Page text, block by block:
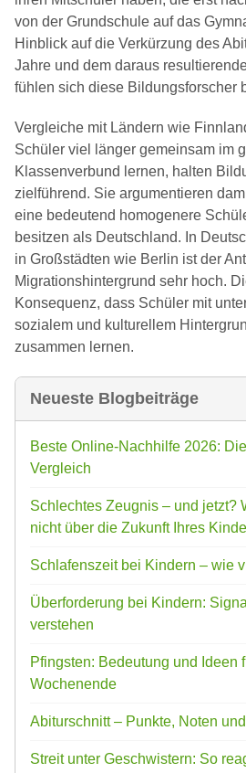
von der Grundschule auf das
Hinblick auf die Verkürzung des
Jahre und dem daraus
fühlen sich diese Bildungsforscher
Vergleiche mit Ländern wie
Schüler viel länger gemeinsam im
Klassenverbund lernen, halten
zielführend. Sie argumentieren
eine bedeutend homogenere
besitzen als Deutschland. In
in Großstädten wie Berlin ist der
Migrationshintergrund sehr hoch.
Konsequenz, dass Schüler mit
sozialem und kulturellem
zusammen lernen.
Neueste Blogbeiträge
Beste Online-Nachhilfe 2026:
Vergleich
Schlechtes Zeugnis – und jetzt?
nicht über die Zukunft Ihres
Schlafenszeit bei Kindern – wie
Überforderung bei Kindern:
verstehen
Pfingsten: Bedeutung und Ideen
Wochenende
Abiturschnitt – Punkte, Noten
Streit unter Geschwistern: So